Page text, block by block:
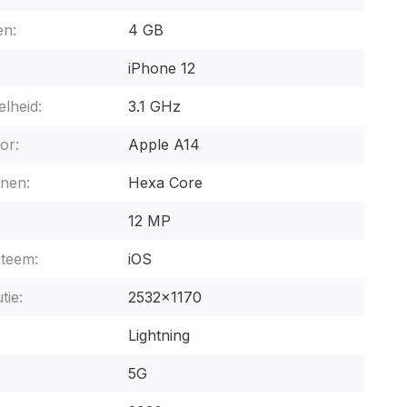
4 GB
iPhone 12
3.1 GHz
Apple A14
Hexa Core
12 MP
iOS
2532x1170
Lightning
5G